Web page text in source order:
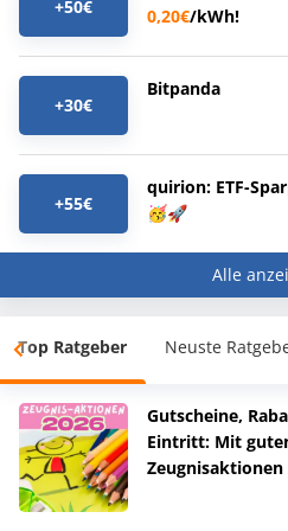
+50€
0,20€/kWh!
+30€
Bitpanda
+55€
quirion: ETF-
🥳🚀
Alle
Top Ratgeber Neuste
Gutscheine,
Eintritt: Mit